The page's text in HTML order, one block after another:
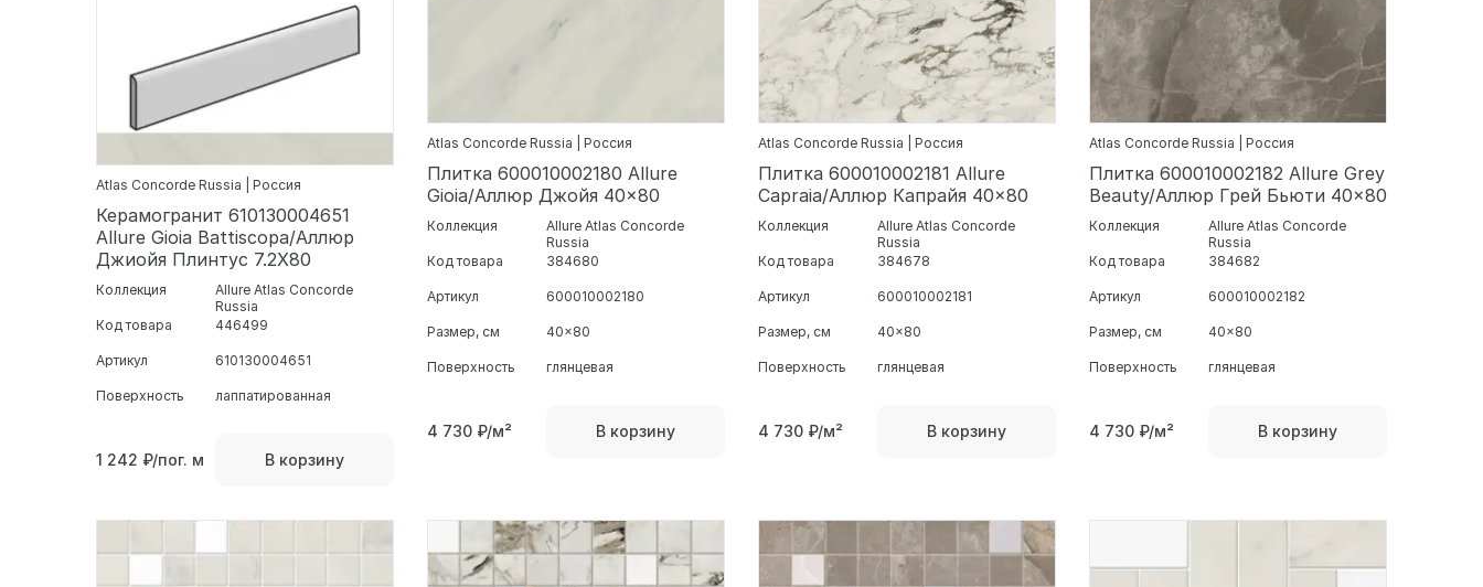
Atlas Concorde Russia | Россия
Керамогранит 610130004651
Allure Gioia Battiscopa/Аллюр
Джиойя Плинтус 7.2X80
Коллекция
Allure Atlas Concorde
Russia
Код товара
446499
Артикул 610130004651
Поверхность лаппатированная
1 242 ₽/пог. м В корзину
Atlas Concorde Russia | Россия
Плитка 600010002180 Allure
Gioia/Аллюр Джойя 40x80
Коллекция
Allure Atlas Concorde
Russia
Код товара
384680
Артикул 600010002180
Размер, см 40x80
Поверхность глянцевая
4 730 ₽/м² В корзину
Atlas Concorde Russia | Россия
Плитка 600010002181 Allure
Capraia/Аллюр Капрайя 40x80
Коллекция
Allure Atlas Concorde
Russia
Код товара
384678
Артикул 600010002181
Размер, см 40x80
Поверхность глянцевая
4 730 ₽/м² В корзину
Atlas Concorde Russia | Россия
Плитка 600010002182 Allure Grey
Beauty/Аллюр Грей Бьюти 40x80
Коллекция
Allure Atlas Concorde
Russia
Код товара
384682
Артикул 600010002182
Размер, см 40x80
Поверхность глянцевая
4 730 ₽/м² В корзину